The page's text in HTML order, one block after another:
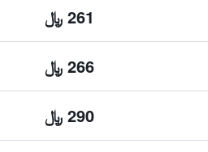
261 ﷼
266 ﷼
290 ﷼